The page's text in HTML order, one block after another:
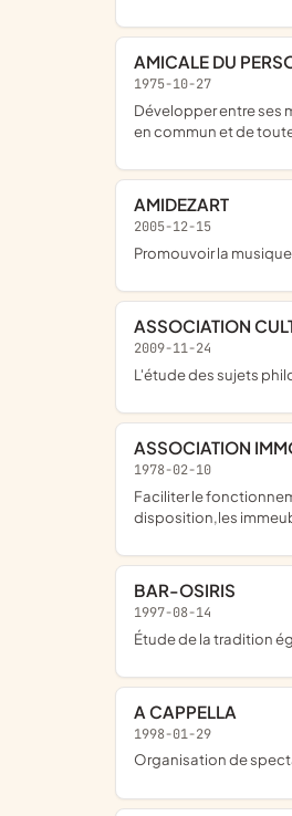
AMICALE DU
1975-10-27
développer entre ses membres des liens d'amitié et de solidarité par l'organisation d'activités sportives,culturelles ou artistiques,de loisirs et séances récréative, etc....d'achat
en commun et de
AMIDEZART
2005-12-15
promouvoir la
ASSOCIATION
2009-11-24
l'étude des sujets
ASSOCIATION
1978-02-10
faciliter le fonctionnement matériel d'oeuvres,associations ou organismes exerçant une action éducative,sociale,charitable,culturelle,en mettant notamment à leur
disposition,les
BAR-OSIRIS
1997-08-14
étude de la tradition
A CAPPELLA
1998-01-29
organisation de